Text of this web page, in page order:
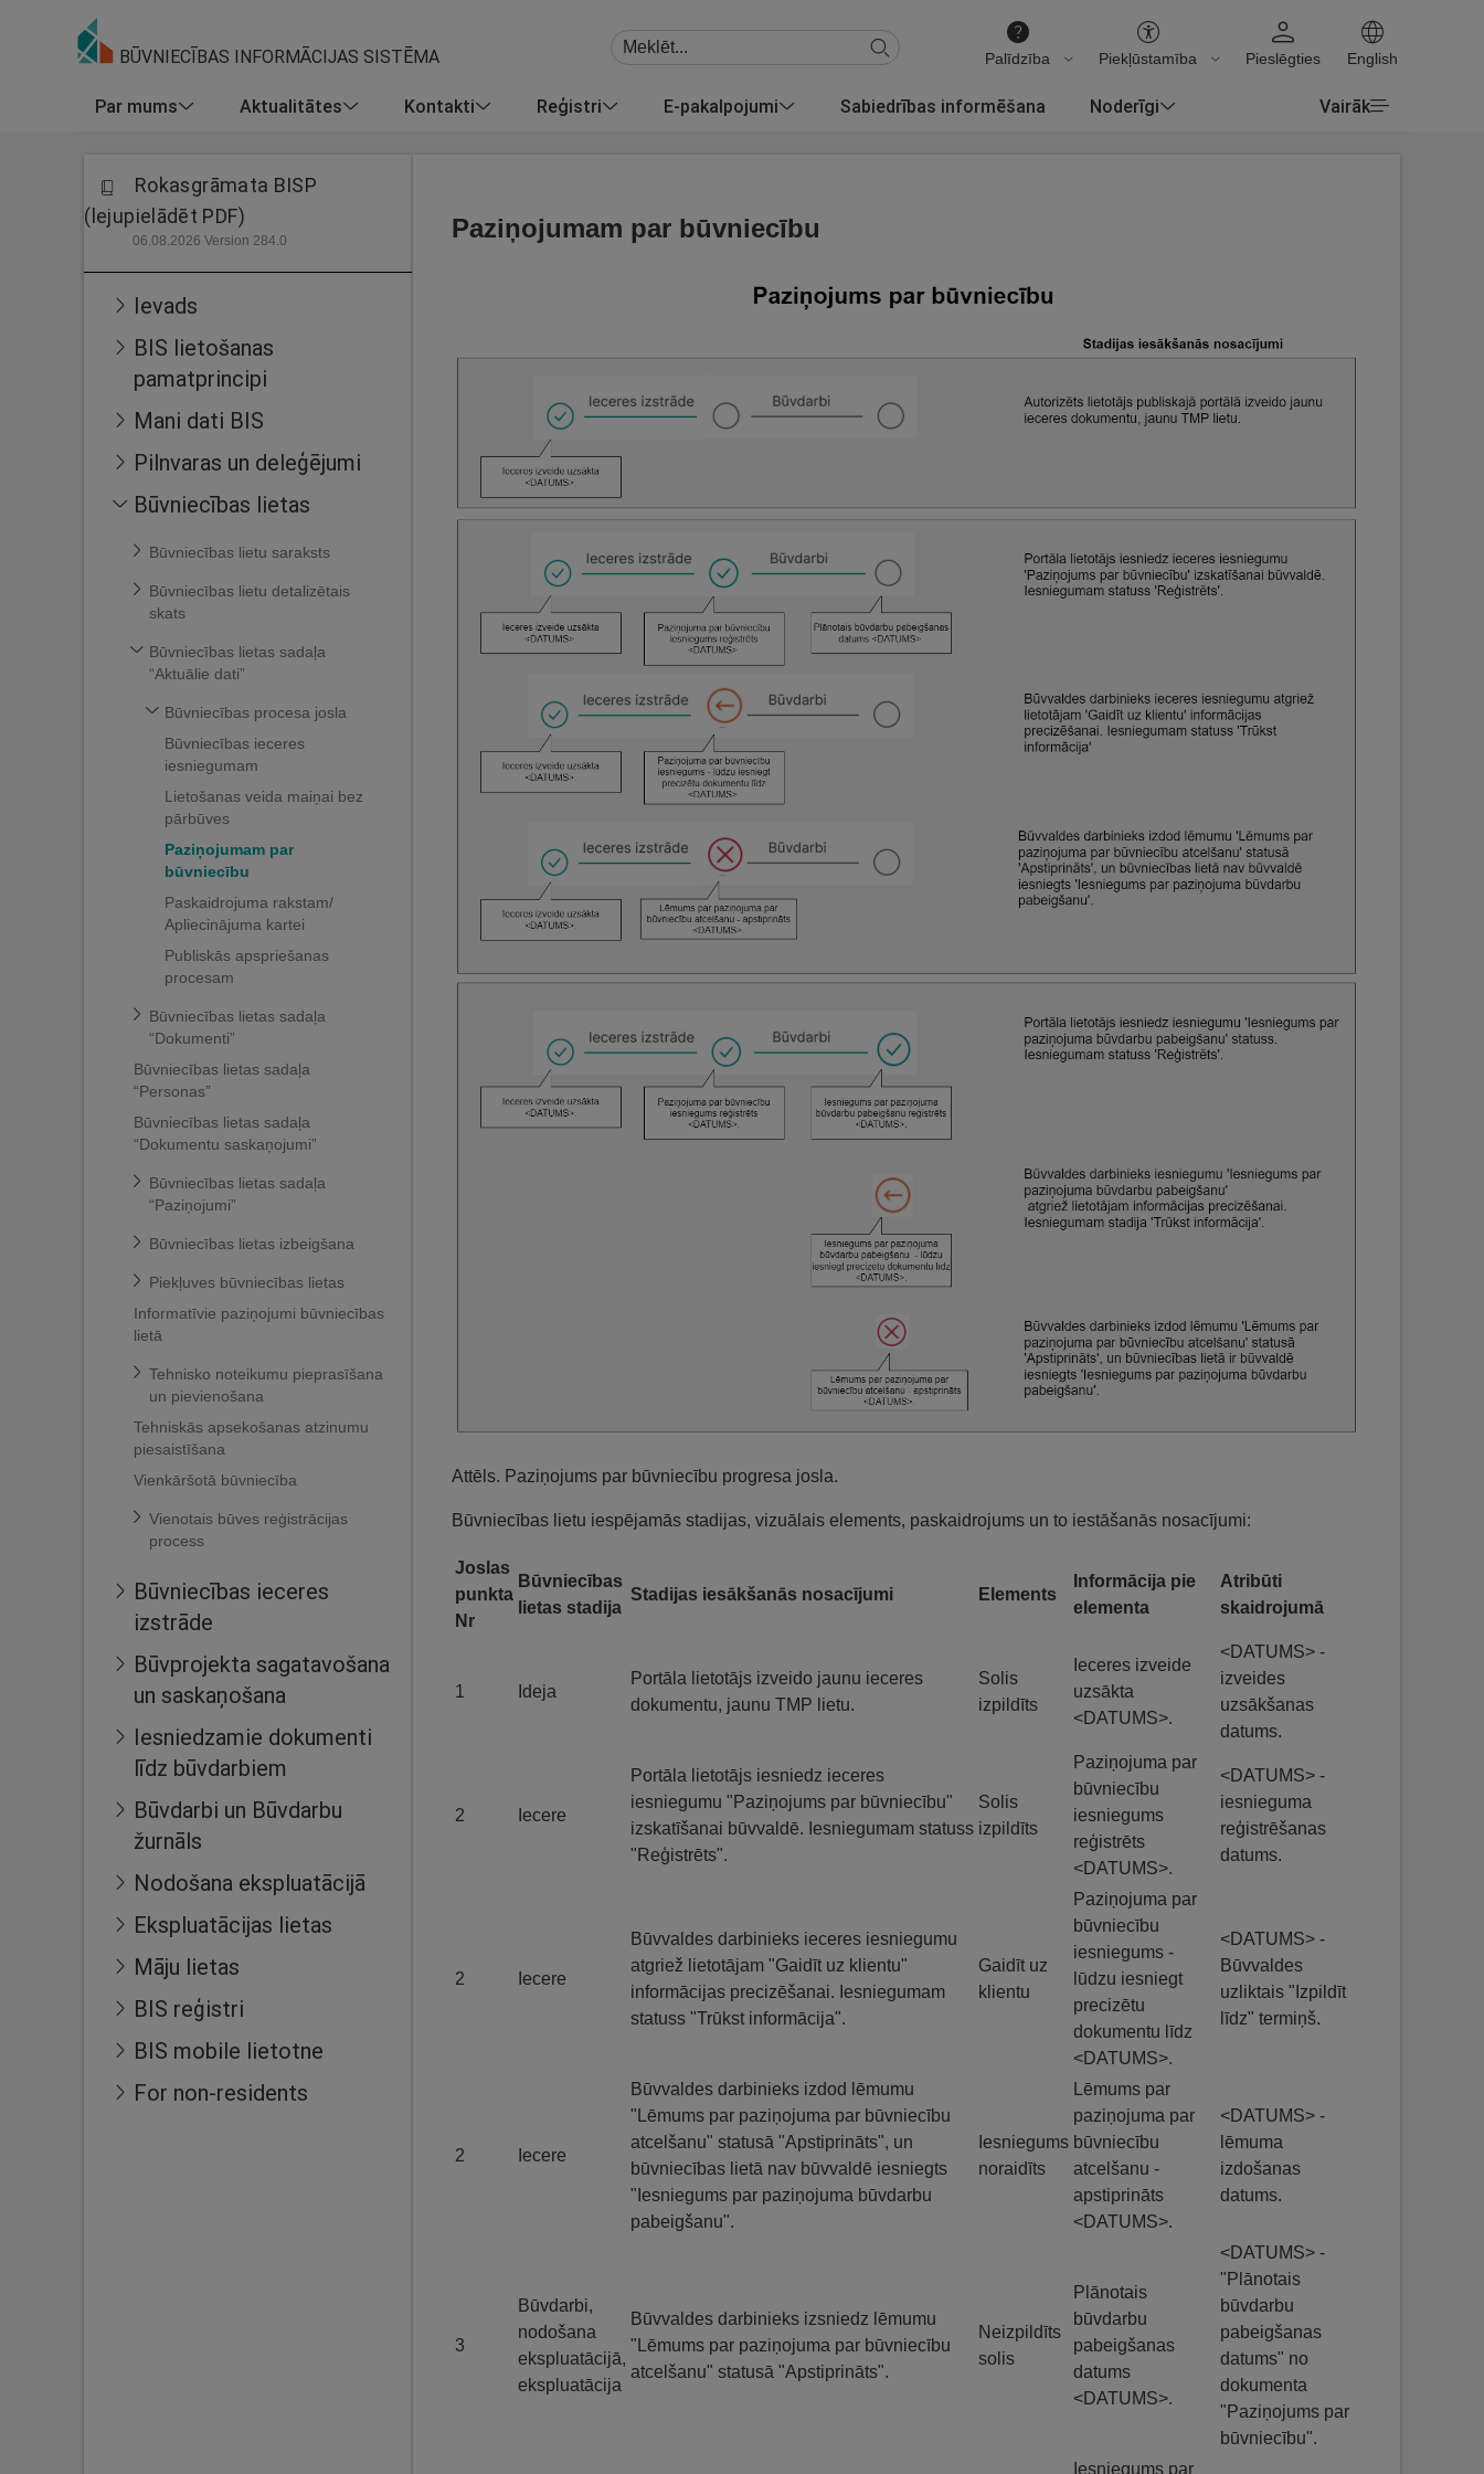
BŪVNIECĪBAS INFORMĀCIJAS SISTĒMA Palīdzība Piekļūstamība Pieslēgties English
Par mums Aktualitātes Kontakti Reģistri E-pakalpojumi Sabiedrības informēšana Noderīgi Vairāk
Rokasgrāmata BISP
(lejupielādēt PDF)
06.08.2026 Version 284.0
Ievads
BIS lietošanas
pamatprincipi
Mani dati BIS
Pilnvaras un deleģējumi
Būvniecības lietas
Būvniecības lietu saraksts
Būvniecības lietu detalizētais
skats
Būvniecības lietas sadaļa
“Aktuālie dati”
Būvniecības procesa josla
Būvniecības ieceres
iesniegumam
Lietošanas veida maiņai bez
pārbūves
Paziņojumam par
būvniecību
Paskaidrojuma rakstam/
Apliecinājuma kartei
Publiskās apspriešanas
procesam
Būvniecības lietas sadaļa
“Dokumenti”
Būvniecības lietas sadaļa
“Personas”
Būvniecības lietas sadaļa
“Dokumentu saskaņojumi”
Būvniecības lietas sadaļa
“Paziņojumi”
Būvniecības lietas izbeigšana
Piekļuves būvniecības lietas
Informatīvie paziņojumi būvniecības
lietā
Tehnisko noteikumu pieprasīšana
un pievienošana
Tehniskās apsekošanas atzinumu
piesaistīšana
Vienkāršotā būvniecība
Vienotais būves reģistrācijas
process
Būvniecības ieceres
izstrāde
Būvprojekta sagatavošana
un saskaņošana
Iesniedzamie dokumenti
līdz būvdarbiem
Būvdarbi un Būvdarbu
žurnāls
Nodošana ekspluatācijā
Ekspluatācijas lietas
Māju lietas
BIS reģistri
BIS mobile lietotne
For non-residents
Paziņojumam par būvniecību
Attēls. Paziņojums par būvniecību progresa josla.
Būvniecības lietu iespējamās stadijas, vizuālais elements, paskaidrojums un to iestāšanās nosacījumi:
Joslas
punkta
Nr
Būvniecības
lietas stadija
Stadijas iesākšanās nosacījumi Elements
Informācija pie
elementa
Atribūti
skaidrojumā
1 Ideja
Portāla lietotājs izveido jaunu ieceres
dokumentu, jaunu TMP lietu.
Solis
izpildīts
Ieceres izveide
uzsākta
<DATUMS>.
<DATUMS> -
izveides
uzsākšanas
datums.
2 Iecere
Portāla lietotājs iesniedz ieceres
iesniegumu "Paziņojums par būvniecību"
izskatīšanai būvvaldē. Iesniegumam statuss
"Reģistrēts".
Solis
izpildīts
Paziņojuma par
būvniecību
iesniegums
reģistrēts
<DATUMS>.
<DATUMS> -
iesnieguma
reģistrēšanas
datums.
2 Iecere
Būvvaldes darbinieks ieceres iesniegumu
atgriež lietotājam "Gaidīt uz klientu"
informācijas precizēšanai. Iesniegumam
statuss "Trūkst informācija".
Gaidīt uz
klientu
Paziņojuma par
būvniecību
iesniegums -
lūdzu iesniegt
precizētu
dokumentu līdz
<DATUMS>.
<DATUMS> -
Būvvaldes
uzliktais "Izpildīt
līdz" termiņš.
2 Iecere
Būvvaldes darbinieks izdod lēmumu
"Lēmums par paziņojuma par būvniecību
atcelšanu" statusā "Apstiprināts", un
būvniecības lietā nav būvvaldē iesniegts
"Iesniegums par paziņojuma būvdarbu
pabeigšanu".
Iesniegums
noraidīts
Lēmums par
paziņojuma par
būvniecību
atcelšanu -
apstiprināts
<DATUMS>.
<DATUMS> -
lēmuma
izdošanas
datums.
3
Būvdarbi,
nodošana
ekspluatācijā,
ekspluatācija
Būvvaldes darbinieks izsniedz lēmumu
"Lēmums par paziņojuma par būvniecību
atcelšanu" statusā "Apstiprināts".
Neizpildīts
solis
Plānotais
būvdarbu
pabeigšanas
datums
<DATUMS>.
<DATUMS> -
"Plānotais
būvdarbu
pabeigšanas
datums" no
dokumenta
"Paziņojums par
būvniecību".
Iesniegums par